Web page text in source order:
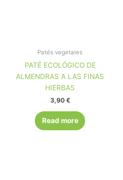
Patés vegetales
PATÉ ECOLÓGICO DE
ALMENDRAS A LAS FINAS
HIERBAS
3,90 €
Read more